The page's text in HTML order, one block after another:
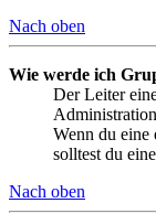
Nach oben
Wie werde ich
Der Leiter
Wenn du eine
solltest du
Nach oben